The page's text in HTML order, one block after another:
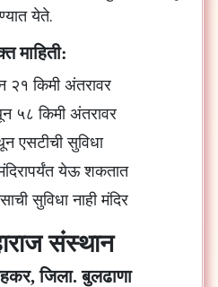
येते.
माहिती:
किमी अंतरावर
५८ किमी अंतरावर
एसटीची सुविधा
येऊ शकतात
सुविधा नाही मंदिर
संस्थान
जिला. बुलढाणा